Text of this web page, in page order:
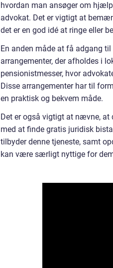
hvordan man ansøger om
advokat. Det er vigtigt at
det er en god idé at ringe eller
En anden måde at få adgang
arrangementer, der afholdes i
pensionistmesser, hvor
Disse arrangementer har til
en praktisk og bekvem måde.
Det er også vigtigt at nævne,
med at finde gratis juridisk
tilbyder denne tjeneste, samt
kan være særligt nyttige for